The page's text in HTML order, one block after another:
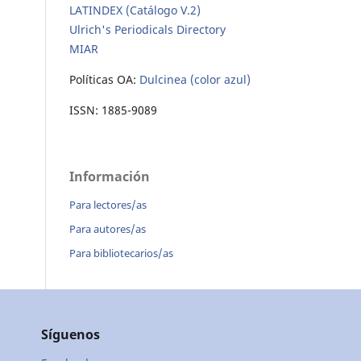
LATINDEX (Catálogo V.2)
Ulrich's Periodicals Directory
MIAR
Políticas OA: Dulcinea (color azul)
ISSN: 1885-9089
Información
Para lectores/as
Para autores/as
Para bibliotecarios/as
Síguenos